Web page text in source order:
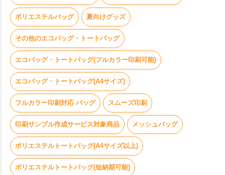
ポリエステルバッグ 夏向けグッズ
その他のエコバッグ・トートバッグ
エコバッグ・トートバッグ(フルカラー印刷可能)
エコバッグ・トートバッグ(A4サイズ)
フルカラー印刷対応 バッグ スムーズ印刷
印刷サンプル作成サービス対象商品 メッシュバッグ
ポリエステルトートバッグ(A4サイズ以上)
ポリエステルトートバッグ(短納期可能)